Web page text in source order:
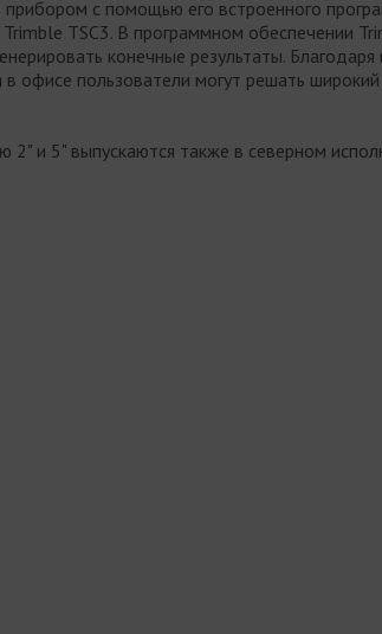
с помощью его встроенного
TSC3. В программном обеспечении
конечные результаты.
в офисе пользователи могут решать
2" и 5" выпускаются также в северном